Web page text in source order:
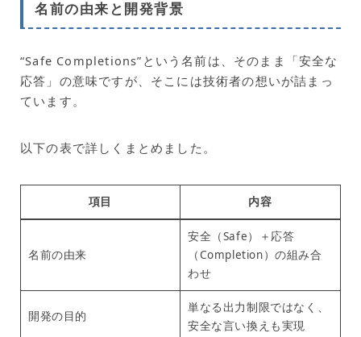
名前の由来と開発背景
“Safe Completions”という名前は、そのまま「安全な
応答」の意味ですが、そこには技術者の想いが詰まっ
ています。
以下の表で詳しくまとめました。
項目 内容
名前の由来
安全（Safe）＋応答
（Completion）の組み合
わせ
開発の目的
単なる出力制限ではなく、
安全な言い換えも実現